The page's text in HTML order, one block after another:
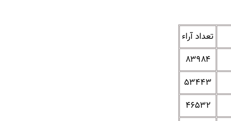
تعداد آراء
۸۳۹۸۴
۵۳۴۴۳
۴۶۵۳۲